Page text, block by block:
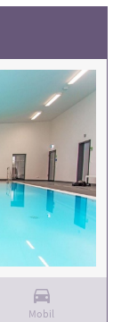
Mobil